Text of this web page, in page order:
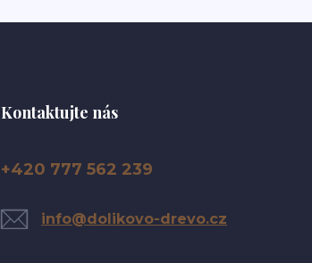
Kontaktujte nás
+420 777 562 239
info@dolikovo-drevo.cz